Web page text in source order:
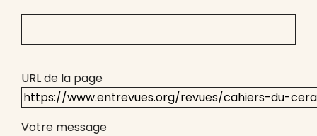
URL de la page
Votre message